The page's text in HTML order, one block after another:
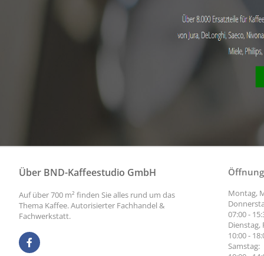
Über BND-Kaffeestudio GmbH
Auf über 700 m² finden Sie alles rund um das
Thema Kaffee. Autorisierter Fachhandel &
Fachwerkstatt.
Montag,
07:00 -
Dienstag,
10:00 -
Samstag: